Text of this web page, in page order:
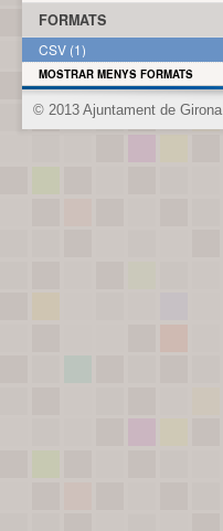
FORMATS
CSV (1)
MOSTRAR MENYS FORMATS
© 2013 Ajuntament de Girona